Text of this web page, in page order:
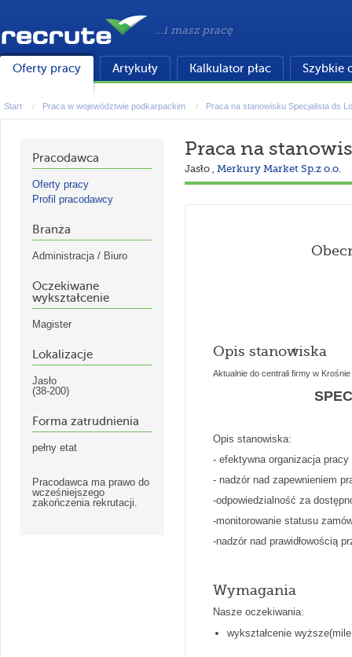
...i masz pracę
Oferty pracy Artykuły Kalkulator płac Szybkie
Start Praca w województwie podkarpackim Praca na stanowisku Specjalista ds
Pracodawca
Oferty pracy
Profil pracodawcy
Branża
Administracja / Biuro
Oczekiwane
wykształcenie
Magister
Lokalizacje
Jasło
(38-200)
Forma zatrudnienia
pełny etat
Pracodawca ma prawo do
wcześniejszego
zakończenia rekrutacji.
Praca na
Jasło, Merkury Market Sp.z o.o.
Opis stanowiska
Aktualnie do centrali firmy w
Opis stanowiska:
- efektywna organizacja pracy
- nadzór nad zapewnieniem
-odpowiedzialność za
-monitorowanie statusu
-nadzór nad prawidłowością
Wymagania
Nasze oczekiwania:
wykształcenie